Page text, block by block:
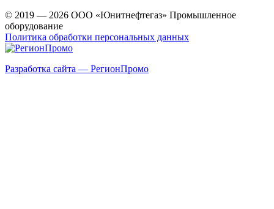
© 2019 — 2026 ООО «Юнитнефтегаз» Промышленное
оборудование
Политика обработки персональных данных
Разработка сайта — РегионПромо